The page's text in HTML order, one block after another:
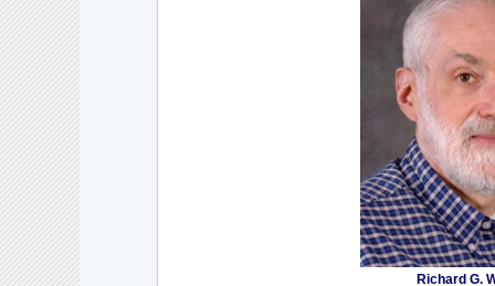
Richard G.